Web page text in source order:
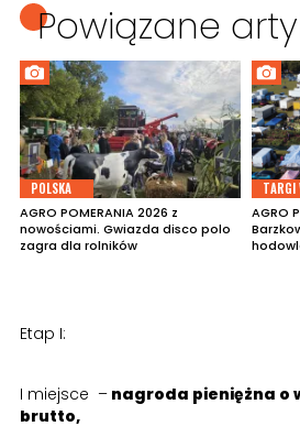
Powiązane
POLSKA
AGRO POMERANIA 2026 z
nowościami. Gwiazda disco polo
zagra dla rolników
TARGI
AGRO
Etap I:
I miejsce – nagroda pieniężna o
brutto,